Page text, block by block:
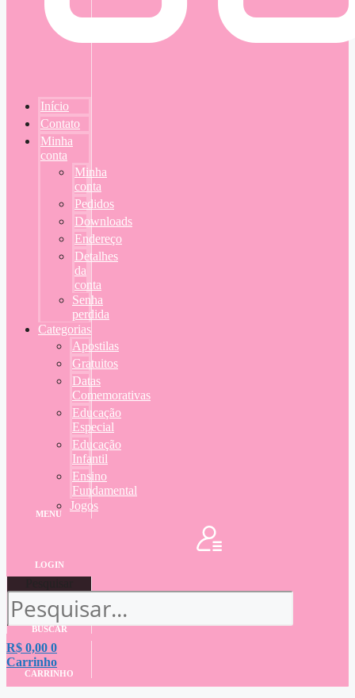
Início
Contato
Minha
conta
Minha
conta
Pedidos
Downloads
Endereço
Detalhes
da
conta
Senha
perdida
Categorias
Apostilas
Gratuitos
Datas
Comemorativas
Educação
Especial
Educação
Infantil
Ensino
Fundamental
Jogos
MENU
LOGIN
BUSCAR
R$ 0,00 0
Carrinho
CARRINHO